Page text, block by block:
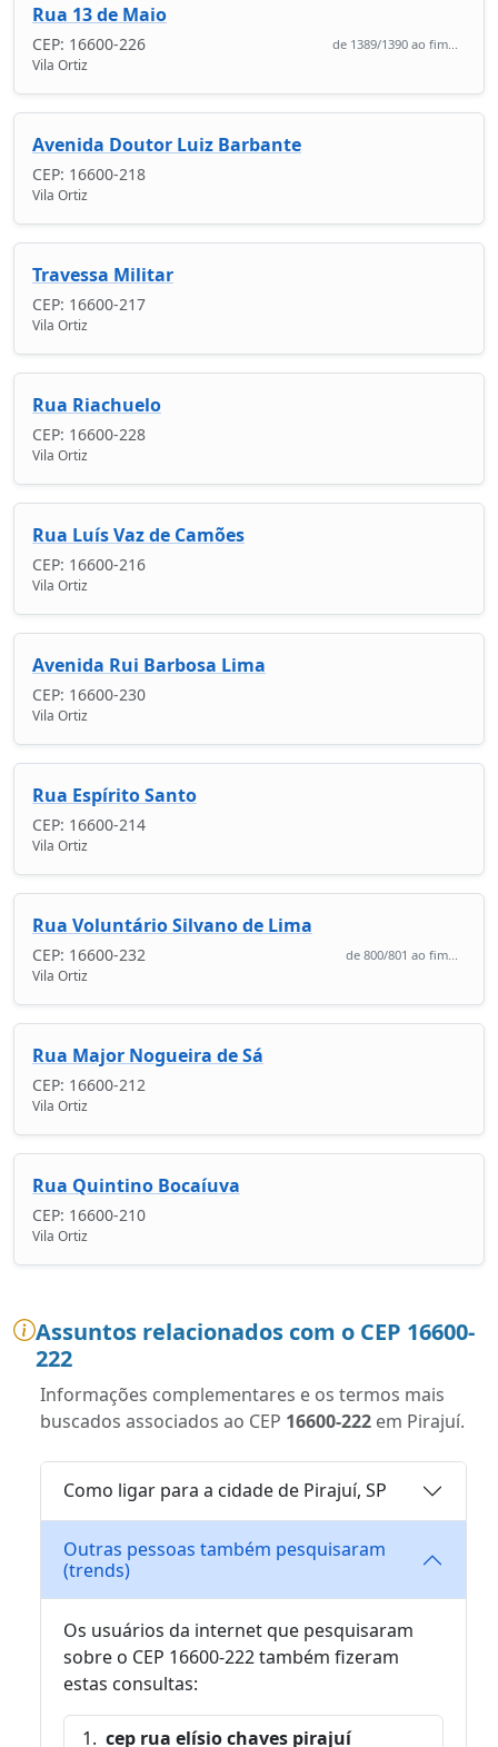
Rua 13 de Maio
CEP: 16600-226 de 1389/1390 ao fim...
Vila Ortiz
Avenida Doutor Luiz Barbante
CEP: 16600-218
Vila Ortiz
Travessa Militar
CEP: 16600-217
Vila Ortiz
Rua Riachuelo
CEP: 16600-228
Vila Ortiz
Rua Luís Vaz de Camões
CEP: 16600-216
Vila Ortiz
Avenida Rui Barbosa Lima
CEP: 16600-230
Vila Ortiz
Rua Espírito Santo
CEP: 16600-214
Vila Ortiz
Rua Voluntário Silvano de Lima
CEP: 16600-232 de 800/801 ao fim...
Vila Ortiz
Rua Major Nogueira de Sá
CEP: 16600-212
Vila Ortiz
Rua Quintino Bocaíuva
CEP: 16600-210
Vila Ortiz
Assuntos relacionados com o CEP 16600-
222
Informações complementares e os termos mais
buscados associados ao CEP 16600-222 em Pirajuí.
Como ligar para a cidade de Pirajuí, SP
Outras pessoas também pesquisaram
(trends)
Os usuários da internet que pesquisaram
sobre o CEP 16600-222 também fizeram
estas consultas:
cep rua elísio chaves pirajuí